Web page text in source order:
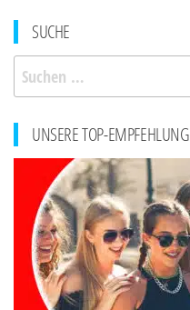
SUCHE
Suchen
nach:
UNSERE TOP-EMPFEHLUNG